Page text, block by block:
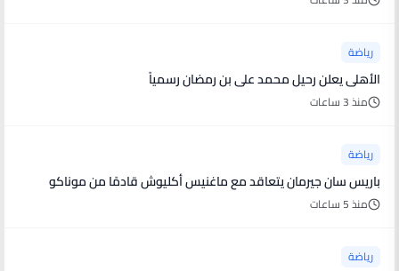
رياضة
الأهلى يعلن رحيل محمد على بن رمضان رسمياً
منذ 3 ساعات
رياضة
باريس سان جيرمان يتعاقد مع ماغنيس أكليوش قادمًا من موناكو
منذ 5 ساعات
رياضة